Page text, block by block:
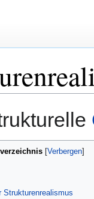
Strukturenrealismus